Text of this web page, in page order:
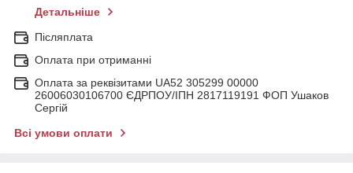
Детальніше
Післяплата
Оплата при отриманні
Оплата за реквізитами UA52 305299 00000
26006030106700 ЄДРПОУ/ІПН 2817119191 ФОП Ушаков
Сергій
Всі умови оплати